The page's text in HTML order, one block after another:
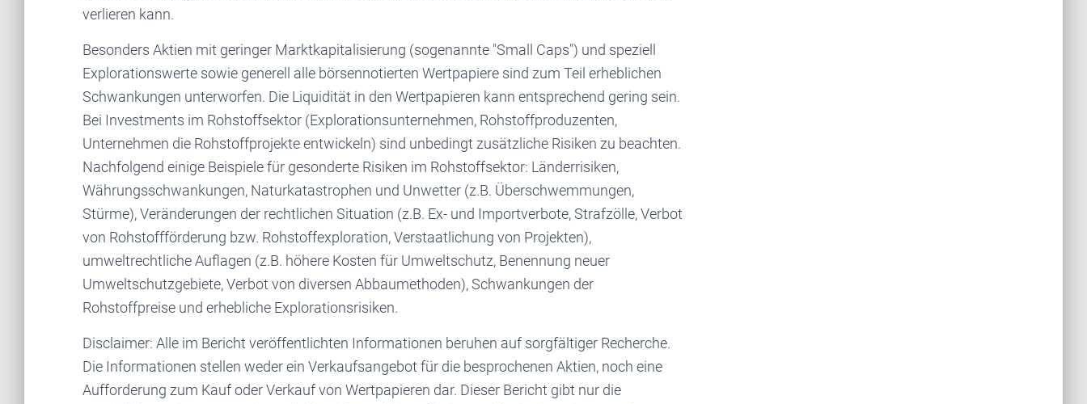
verlieren kann.
Besonders Aktien mit geringer Marktkapitalisierung (sogenannte "Small Caps") und speziell
Explorationswerte sowie generell alle börsennotierten Wertpapiere sind zum Teil erheblichen
Schwankungen unterworfen. Die Liquidität in den Wertpapieren kann entsprechend gering sein.
Bei Investments im Rohstoffsektor (Explorationsunternehmen, Rohstoffproduzenten,
Unternehmen die Rohstoffprojekte entwickeln) sind unbedingt zusätzliche Risiken zu beachten.
Nachfolgend einige Beispiele für gesonderte Risiken im Rohstoffsektor: Länderrisiken,
Währungsschwankungen, Naturkatastrophen und Unwetter (z.B. Überschwemmungen,
Stürme), Veränderungen der rechtlichen Situation (z.B. Ex- und Importverbote, Strafzölle, Verbot
von Rohstoffförderung bzw. Rohstoffexploration, Verstaatlichung von Projekten),
umweltrechtliche Auflagen (z.B. höhere Kosten für Umweltschutz, Benennung neuer
Umweltschutzgebiete, Verbot von diversen Abbaumethoden), Schwankungen der
Rohstoffpreise und erhebliche Explorationsrisiken.
Disclaimer: Alle im Bericht veröffentlichten Informationen beruhen auf sorgfältiger Recherche.
Die Informationen stellen weder ein Verkaufsangebot für die besprochenen Aktien, noch eine
Aufforderung zum Kauf oder Verkauf von Wertpapieren dar. Dieser Bericht gibt nur die